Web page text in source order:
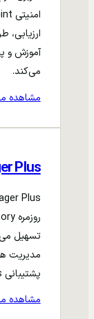
ارزیابی،
می‌کند.
مشاهده
Plus
مدیریت
پشتیبانی ADManager Plus را انجام می‌دهد.
مشاهده